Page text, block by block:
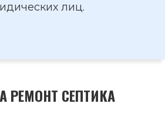
лиц.
РЕМОНТ СЕПТИКА